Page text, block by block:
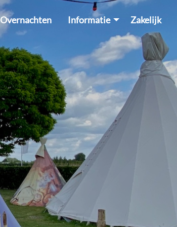
Overnachten Informatie Zakelijk